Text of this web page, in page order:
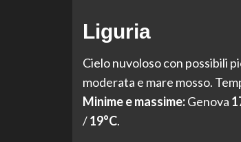
Liguria
Cielo nuvoloso con possibili
moderata e mare mosso.
Minime e massime:Genova
/19°C.